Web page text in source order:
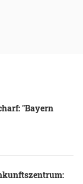
"Bayern